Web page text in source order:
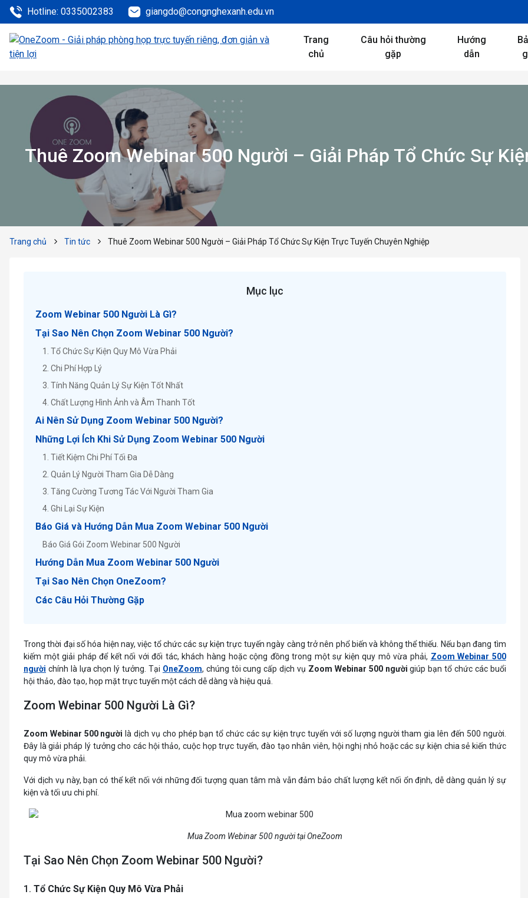
Hotline: 0335002383 giangdo@congnghexanh.edu.vn
Trang
chủ
Câu hỏi thường
gặp
Hướng
dẫn
Thuê Zoom Webinar 500 Người – Giải Pháp Tổ Chức Sự
Trang chủ Tin tức Thuê Zoom Webinar 500 Người – Giải Pháp Tổ Chức Sự Kiện Trực Tuyến Chuyên Nghiệp
Mục lục
Zoom Webinar 500 Người Là Gì?
Tại Sao Nên Chọn Zoom Webinar 500 Người?
1. Tổ Chức Sự Kiện Quy Mô Vừa Phải
2. Chi Phí Hợp Lý
3. Tính Năng Quản Lý Sự Kiện Tốt Nhất
4. Chất Lượng Hình Ảnh và Âm Thanh Tốt
Ai Nên Sử Dụng Zoom Webinar 500 Người?
Những Lợi Ích Khi Sử Dụng Zoom Webinar 500 Người
1. Tiết Kiệm Chi Phí Tối Đa
2. Quản Lý Người Tham Gia Dễ Dàng
3. Tăng Cường Tương Tác Với Người Tham Gia
4. Ghi Lại Sự Kiện
Báo Giá và Hướng Dẫn Mua Zoom Webinar 500 Người
Báo Giá Gói Zoom Webinar 500 Người
Hướng Dẫn Mua Zoom Webinar 500 Người
Tại Sao Nên Chọn OneZoom?
Các Câu Hỏi Thường Gặp
Trong thời đại số hóa hiện nay, việc tổ chức các sự kiện trực tuyến ngày càng trở nên phổ biến và không thể thiếu. Nếu bạn đang tìm
kiếm một giải pháp để kết nối với đối tác, khách hàng hoặc cộng đồng trong một sự kiện quy mô vừa phải, Zoom Webinar 500
người chính là lựa chọn lý tưởng. Tại OneZoom, chúng tôi cung cấp dịch vụ Zoom Webinar 500 người giúp bạn tổ chức các buổi
hội thảo, đào tạo, họp mặt trực tuyến một cách dễ dàng và hiệu quả.
Zoom Webinar 500 Người Là Gì?
Zoom Webinar 500 người là dịch vụ cho phép bạn tổ chức các sự kiện trực tuyến với số lượng người tham gia lên đến 500 người.
Đây là giải pháp lý tưởng cho các hội thảo, cuộc họp trực tuyến, đào tạo nhân viên, hội nghị nhỏ hoặc các sự kiện chia sẻ kiến thức
quy mô vừa phải.
Với dịch vụ này, bạn có thể kết nối với những đối tượng quan tâm mà vẫn đảm bảo chất lượng kết nối ổn định, dễ dàng quản lý sự
kiện và tối ưu chi phí.
Mua Zoom Webinar 500 người tại OneZoom
Tại Sao Nên Chọn Zoom Webinar 500 Người?
1. Tổ Chức Sự Kiện Quy Mô Vừa Phải